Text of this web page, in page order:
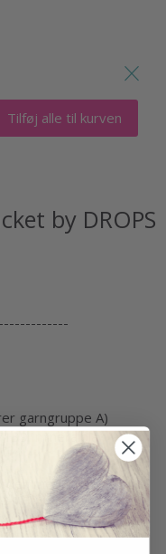
Tilføj alle til kurven
by DROPS
garngruppe A)
mineralblå
med glatstrik og